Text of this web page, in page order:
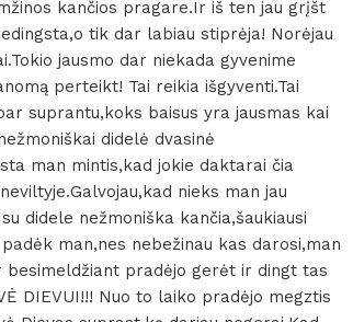
kančios pragare.Ir iš ten jau grįšt
tik dar labiau stiprėja! Norėjau
jausmo dar niekada gyvenime
perteikt! Tai reikia išgyventi.Tai
suprantu,koks baisus yra jausmas kai
didelė dvasinė
man mintis,kad jokie daktarai čia
nieks man jau
didele nežmoniška kančia,šaukiausi
man,nes nebežinau kas darosi,man
pradėjo gerėt ir dingt tas
DIEVUI!!! Nuo to laiko pradėjo megztis